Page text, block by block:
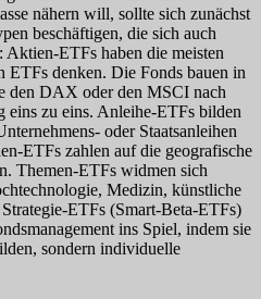
nähern will, sollte sich zunächst
beschäftigen, die sich auch
Aktien-ETFs haben die meisten
ETFs denken. Die Fonds bauen in
den DAX oder den MSCI nach
zu eins. Anleihe-ETFs bilden
oder Staatsanleihen
ETFs zahlen auf die geografische
Themen-ETFs widmen sich
Medizin, künstliche
ETFs (Smart-Beta-ETFs)
ins Spiel, indem sie
sondern individuelle